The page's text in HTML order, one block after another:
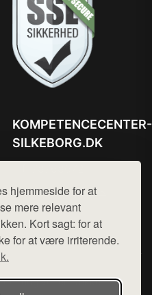
hjemmeside for at
mere relevant
Kort sagt: for at
for at være irriterende.
KOMPETENCECENTER-
SILKEBORG.DK
Mail:hej@want.dk
Cookie- og privatlivspolitik
der udgiver en række